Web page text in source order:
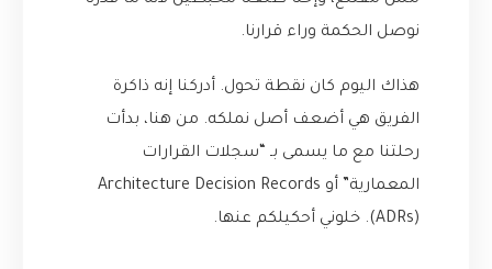
نوصل الحكمة وراء قرارنا.
هذاك اليوم كان نقطة تحول. أدركنا إنه ذاكرة
الفريق هي أضعف أصل نملكه. من هنا، بدأت
رحلتنا مع ما يسمى بـ “سجلات القرارات
المعمارية” أو Architecture Decision Records
(ADRs). خلوني أحكيلكم عنها.